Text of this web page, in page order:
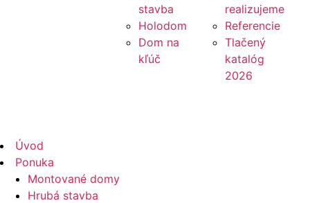
stavba
Holodom
Dom na
kľúč
realizujeme
Referencie
Tlačený
katalóg
2026
Úvod
Ponuka
Montované domy
Hrubá stavba